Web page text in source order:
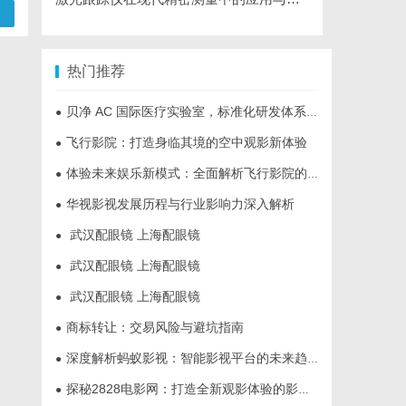
热门推荐
● 贝净 AC 国际医疗实验室，标准化研发体系全解析
● 飞行影院：打造身临其境的空中观影新体验
● 体验未来娱乐新模式：全面解析飞行影院的魅力与发展前景
● 华视影视发展历程与行业影响力深入解析
● 武汉配眼镜 上海配眼镜
● 武汉配眼镜 上海配眼镜
● 武汉配眼镜 上海配眼镜
● 商标转让：交易风险与避坑指南
● 深度解析蚂蚁影视：智能影视平台的未来趋势与优势
● 探秘2828电影网：打造全新观影体验的影视娱乐平台